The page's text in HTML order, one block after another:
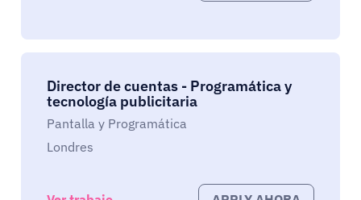
Director de cuentas - Programática y
tecnología publicitaria
Pantalla y Programática
Londres